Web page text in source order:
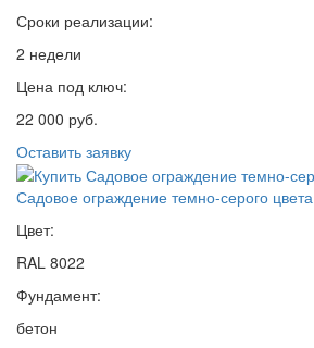
Сроки реализации:
2 недели
Цена под ключ:
22 000 руб.
Оставить заявку
Садовое ограждение темно-серого цвета
Цвет:
RAL 8022
Фундамент:
бетон